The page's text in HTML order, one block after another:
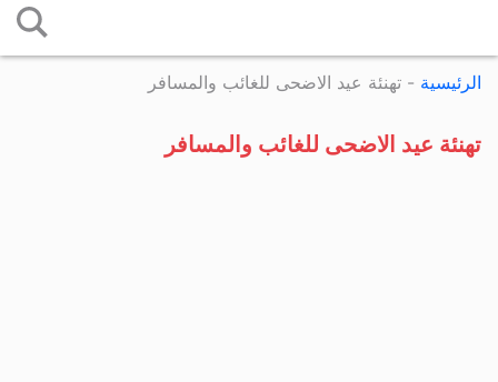
إلى
المحتوى
الرئيسية - تهنئة عيد الاضحى للغائب والمسافر
تهنئة عيد الاضحى للغائب والمسافر